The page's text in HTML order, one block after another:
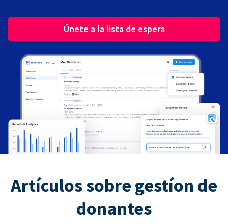
Únete a la lista de espera
Artículos sobre gestíon de
donantes